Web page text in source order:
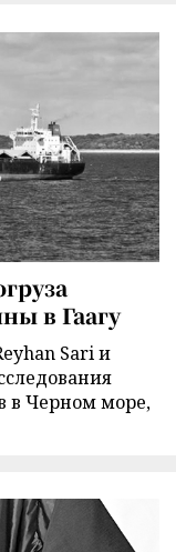
в Гаагу
Sari и
в Черном море,